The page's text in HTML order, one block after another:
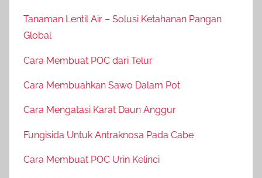
Tanaman Lentil Air – Solusi Ketahanan Pangan
Global
Cara Membuat POC dari Telur
Cara Membuahkan Sawo Dalam Pot
Cara Mengatasi Karat Daun Anggur
Fungisida Untuk Antraknosa Pada Cabe
Cara Membuat POC Urin Kelinci